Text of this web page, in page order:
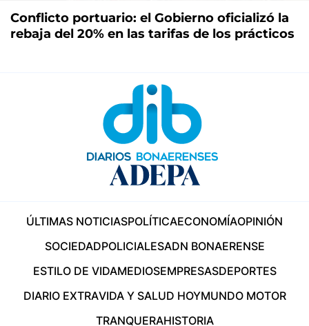
Conflicto portuario: el Gobierno oficializó la
rebaja del 20% en las tarifas de los prácticos
ÚLTIMAS NOTICIASPOLÍTICAECONOMÍAOPINIÓN
SOCIEDADPOLICIALESADN BONAERENSE
ESTILO DE VIDAMEDIOSEMPRESASDEPORTES
DIARIO EXTRAVIDA Y SALUD HOYMUNDO MOTOR
TRANQUERAHISTORIA